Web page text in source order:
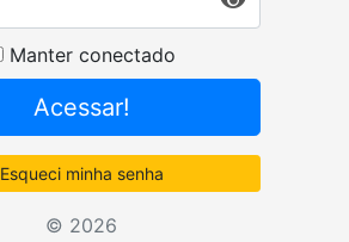
Senha
Manter conectado
Acessar!
Esqueci minha senha
© 2026